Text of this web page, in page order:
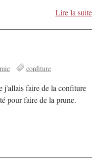
Lire la suite
confiture
j'allais faire de la confiture
pour faire de la prune.